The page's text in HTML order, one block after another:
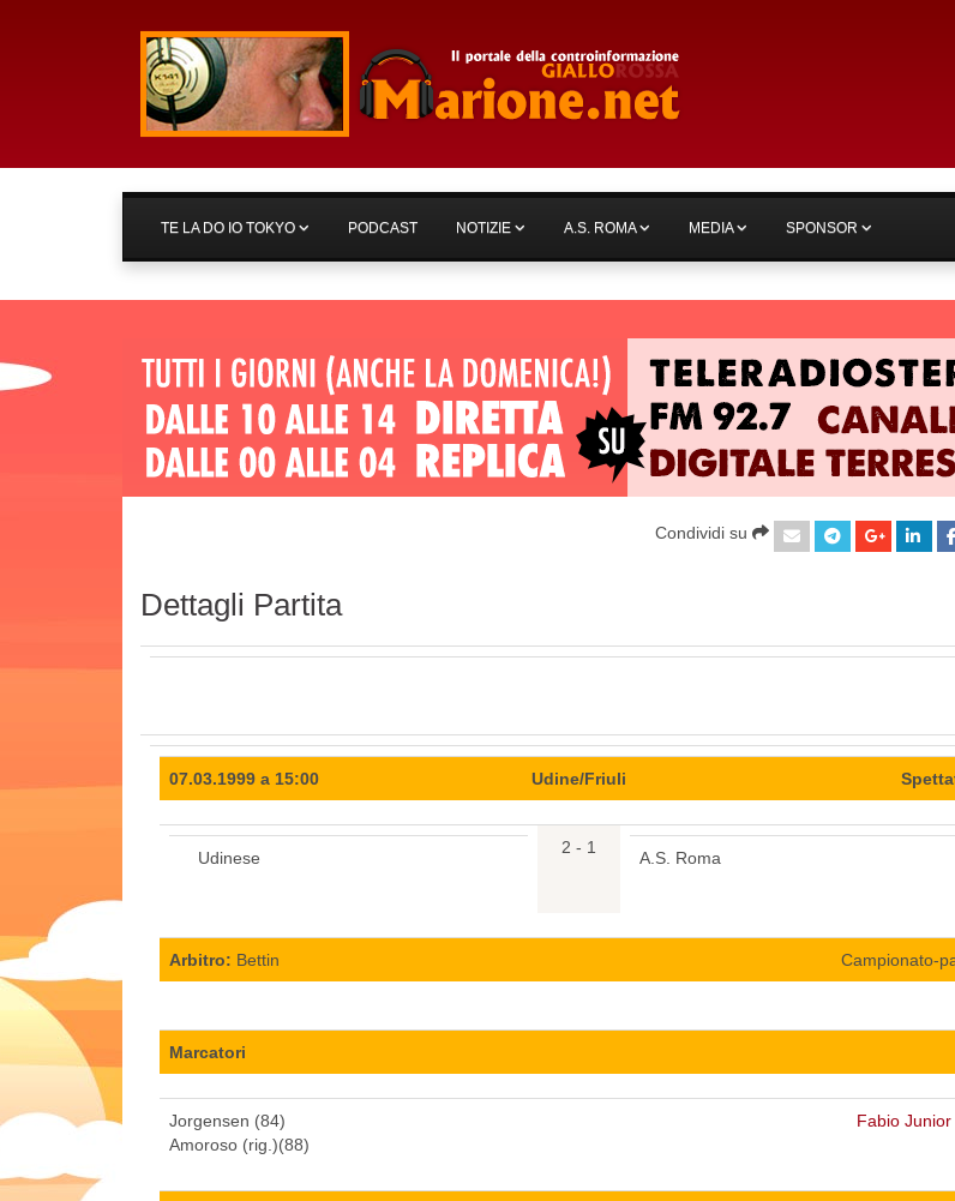
TE LA DO IO TOKYO PODCAST NOTIZIE A.S. ROMA MEDIA SPONSOR
Condividi su
Dettagli Partita
07.03.1999 a 15:00 Udine/Friuli
Udinese
2 - 1
A.S. Roma
Arbitro: Bettin Campionato-
Marcatori
Jorgensen (84)
Amoroso (rig.)(88)
Fabio Junior